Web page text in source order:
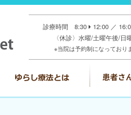
診療時間 8:30 12:00 ／
〈休診〉水曜/土曜午後/日
※当院は予約制になっており